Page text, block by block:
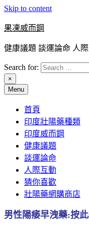
Skip to content
果凍威而鋼
健康議題 談運論命 人
Search for:
×
Menu
首頁
印度壯陽藥種類
印度威而鋼
健康議題
談運論命
人際互動
猜你喜歡
壯陽藥網購商店
男性陽痿早洩藥:按